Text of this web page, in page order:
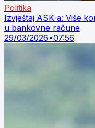
Politika
Izvještaj ASK-a: Više
u bankovne račune
29/03/2026•07:56